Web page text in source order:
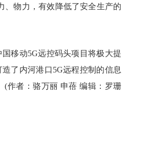
、物力，有效降低了安全生产的
移动5G远控码头项目将极大提
了内河港口5G远程控制的信息
(作者：骆万丽 申蓓 编辑：罗珊